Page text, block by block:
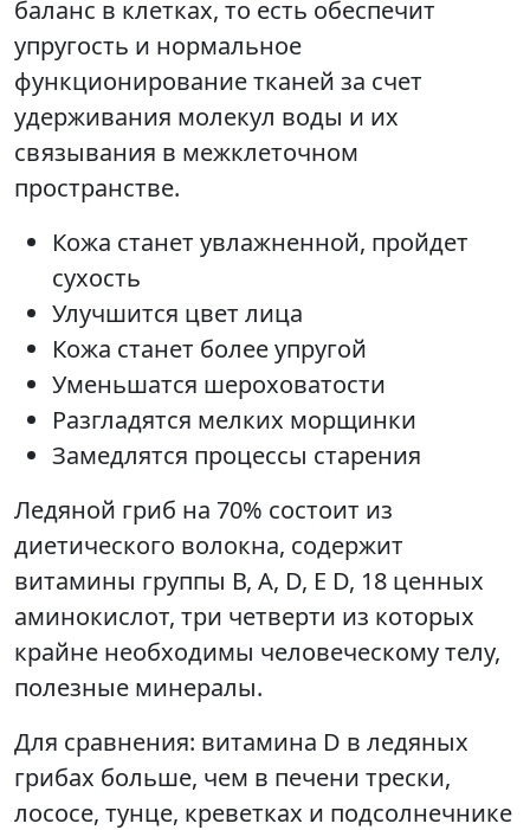
баланс в клетках, то есть обеспечит
упругость и нормальное
функционирование тканей за счет
удерживания молекул воды и их
связывания в межклеточном
пространстве.
Кожа станет увлажненной, пройдет
сухость
Улучшится цвет лица
Кожа станет более упругой
Уменьшатся шероховатости
Разгладятся мелких морщинки
Замедлятся процессы старения
Ледяной гриб на 70% состоит из
диетического волокна, содержит
витамины группы В, А, D, Е D, 18 ценных
аминокислот, три четверти из которых
крайне необходимы человеческому телу,
полезные минералы.
Для сравнения: витамина D в ледяных
грибах больше, чем в печени трески,
лососе, тунце, креветках и подсолнечнике